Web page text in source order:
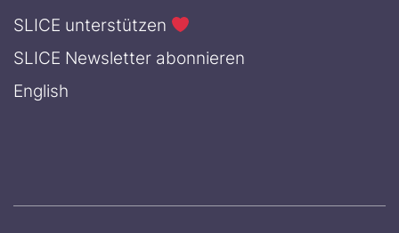
SLICE unterstützen
SLICE Newsletter abonnieren
English